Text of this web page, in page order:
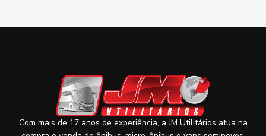
Com mais de 17 anos de experiência, a JM Utilitários atua na